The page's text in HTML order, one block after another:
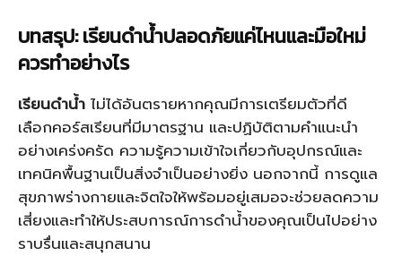
บทสรุป: เรียนดำน้ำปลอดภัยแค่ไหนและมือใหม่
ควรทำอย่างไร
เรียนดำน้ำ ไม่ได้อันตรายหากคุณมีการเตรียมตัวที่ดี
เลือกคอร์สเรียนที่มีมาตรฐาน และปฏิบัติตามคำแนะนำ
อย่างเคร่งครัด ความรู้ความเข้าใจเกี่ยวกับอุปกรณ์และ
เทคนิคพื้นฐานเป็นสิ่งจำเป็นอย่างยิ่ง นอกจากนี้ การดูแล
สุขภาพร่างกายและจิตใจให้พร้อมอยู่เสมอจะช่วยลดความ
เสี่ยงและทำให้ประสบการณ์การดำน้ำของคุณเป็นไปอย่าง
ราบรื่นและสนุกสนาน